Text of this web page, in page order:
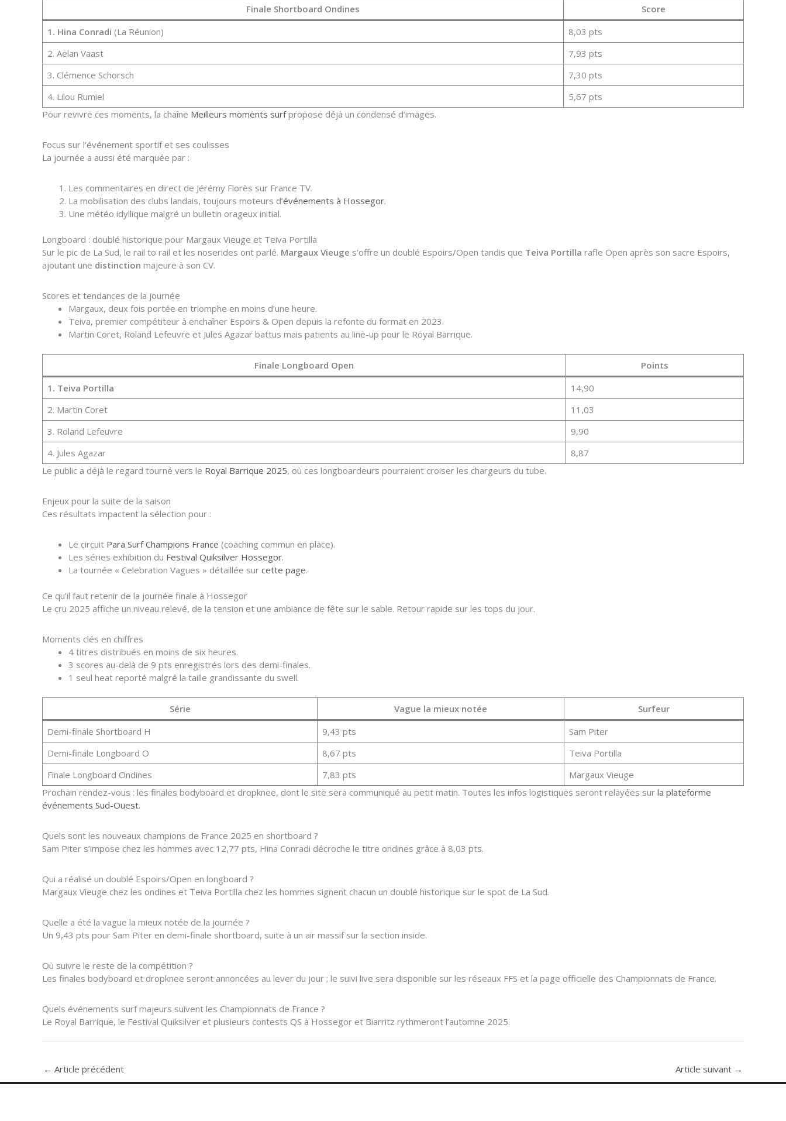
Finale Shortboard Ondines
Score
1. Hina Conradi (La Réunion)
8,03 pts
2. Aelan Vaast
7,93 pts
3. Clémence Schorsch
7,30 pts
4. Lilou Rumiel
5,67 pts
Pour revivre ces moments, la chaîne Meilleurs moments surfpropose déjà un condensé d’images.
Focus sur l’événement sportif et ses coulisses
La journée a aussi été marquée par :
Les commentaires en direct de Jérémy Florès sur France TV.
La mobilisation des clubs landais, toujours moteurs d’événements à Hossegor.
Une météo idyllique malgré un bulletin orageux initial.
Longboard : doublé historique pour Margaux Vieuge et Teiva Portilla
Sur le pic de La Sud, le rail to rail et les noserides ont parlé. Margaux Vieuge s’offre un doublé Espoirs/Open tandis que Teiva Portilla rafle Open après son sacre Espoirs,
ajoutant une distinction majeure à son CV.
Scores et tendances de la journée
Margaux, deux fois portée en triomphe en moins d’une heure.
Teiva, premier compétiteur à enchaîner Espoirs & Open depuis la refonte du format en 2023.
Martin Coret, Roland Lefeuvre et Jules Agazar battus mais patients au line-up pour le Royal Barrique.
Finale Longboard Open
Points
1. Teiva Portilla
14,90
2. Martin Coret
11,03
3. Roland Lefeuvre
9,90
4. Jules Agazar
8,87
Le public a déjà le regard tourné vers le Royal Barrique 2025, où ces longboardeurs pourraient croiser les chargeurs du tube.
Enjeux pour la suite de la saison
Ces résultats impactent la sélection pour :
Le circuit Para Surf Champions France (coaching commun en place).
Les séries exhibition du Festival Quiksilver Hossegor.
La tournée « Celebration Vagues » détaillée sur cette page.
Ce qu’il faut retenir de la journée finale à Hossegor
Le cru 2025 affiche un niveau relevé, de la tension et une ambiance de fête sur le sable. Retour rapide sur les tops du jour.
Moments clés en chiffres
4 titres distribués en moins de six heures.
3 scores au-delà de 9 pts enregistrés lors des demi-finales.
1 seul heat reporté malgré la taille grandissante du swell.
Série Vague la mieux notée
Surfeur
Demi-finale Shortboard H
9,43 pts
Sam Piter
Demi-finale Longboard O
8,67 pts
Teiva Portilla
Finale Longboard Ondines
7,83 pts
Margaux Vieuge
Prochain rendez-vous : les finales bodyboard et dropknee, dont le site sera communiqué au petit matin. Toutes les infos logistiques seront relayées sur la plateforme
événements Sud-Ouest.
Quels sont les nouveaux champions de France 2025 en shortboard ?
Sam Piter s’impose chez les hommes avec 12,77 pts, Hina Conradi décroche le titre ondines grâce à 8,03 pts.
Qui a réalisé un doublé Espoirs/Open en longboard ?
Margaux Vieuge chez les ondines et Teiva Portilla chez les hommes signent chacun un doublé historique sur le spot de La Sud.
Quelle a été la vague la mieux notée de la journée ?
Un 9,43 pts pour Sam Piter en demi-finale shortboard, suite à un air massif sur la section inside.
Où suivre le reste de la compétition ?
Les finales bodyboard et dropknee seront annoncées au lever du jour ; le suivi live sera disponible sur les réseaux FFS et la page officielle des Championnats de France.
Quels événements surf majeurs suivent les Championnats de France ?
Le Royal Barrique, le Festival Quiksilver et plusieurs contests QS à Hossegor et Biarritz rythmeront l’automne 2025.
← Article précédent Article suivant →